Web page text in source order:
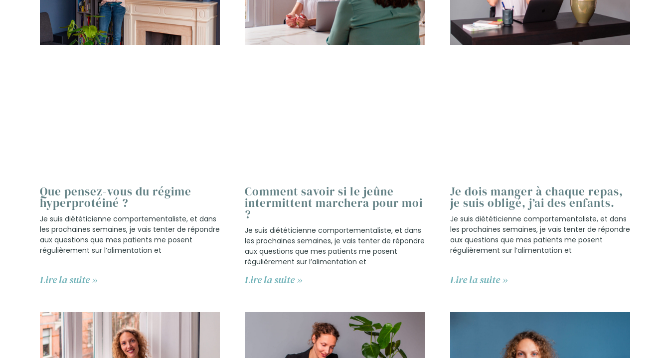
Que pensez-vous du régime
hyperprotéiné ?
Je suis diététicienne comportementaliste, et dans
les prochaines semaines, je vais tenter de répondre
aux questions que mes patients me posent
régulièrement sur l’alimentation et
Lire la suite »
Comment savoir si le jeûne
intermittent marchera pour moi
?
Je suis diététicienne comportementaliste, et dans
les prochaines semaines, je vais tenter de répondre
aux questions que mes patients me posent
régulièrement sur l’alimentation et
Lire la suite »
Je dois manger à chaque repas,
je suis obligé, j’ai des enfants.
Je suis diététicienne comportementaliste, et dans
les prochaines semaines, je vais tenter de répondre
aux questions que mes patients me posent
régulièrement sur l’alimentation et
Lire la suite »